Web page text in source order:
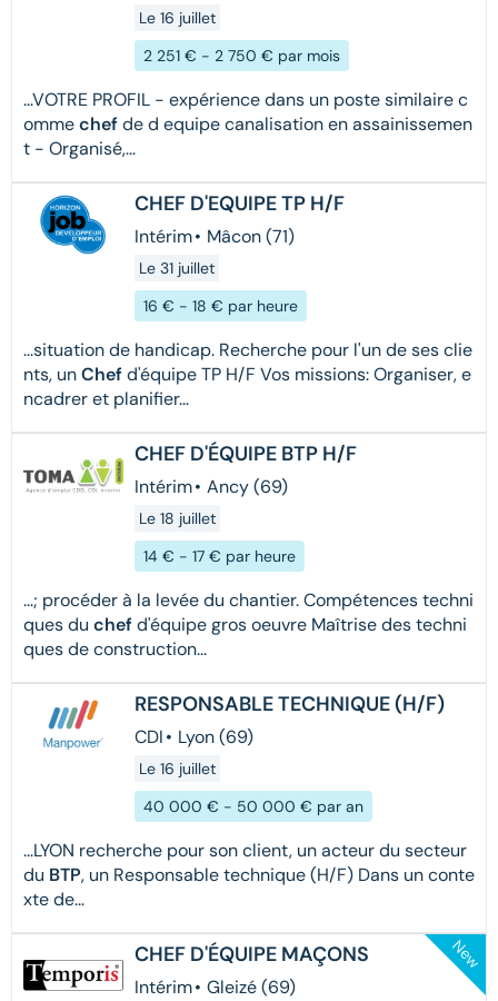
Le 16 juillet
2 251 € - 2 750 € par mois
...VOTRE PROFIL - expérience dans un poste similaire c
ommechefde d equipe canalisation en assainissemen
t - Organisé,...
CHEF D'EQUIPE TP H/F
Intérim• Mâcon (71)
Le 31 juillet
16 € - 18 € par heure
...situation de handicap. Recherche pour l'un de ses clie
nts, unChefd'équipe TP H/F Vos missions: Organiser, e
ncadrer et planifier...
CHEF D'ÉQUIPE BTP H/F
Intérim• Ancy (69)
Le 18 juillet
14 € - 17 € par heure
...; procéder à la levée du chantier. Compétences techni
ques du chefd'équipe gros oeuvre Maîtrise des techni
ques de construction...
RESPONSABLE TECHNIQUE (H/F)
CDI• Lyon (69)
Le 16 juillet
40 000 € - 50 000 € par an
...LYON recherche pour son client, un acteur du secteur
du BTP, un Responsable technique (H/F) Dans un conte
xte de...
CHEF D'ÉQUIPE MAÇONS
Intérim• Gleizé (69)
New